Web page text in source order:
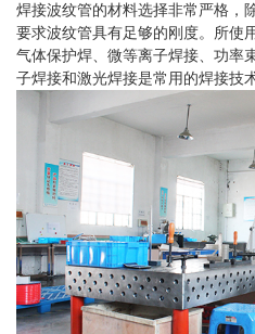
焊接波纹管的材料选择非常严格，
要求波纹管具有足够的刚度。所使
气体保护焊、微等离子焊接、功率
子焊接和激光焊接是常用的焊接技术